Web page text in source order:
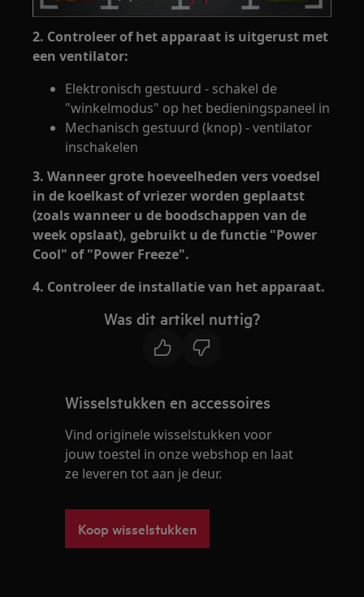
2. Controleer of het apparaat is uitgerust met
een ventilator:
Elektronisch gestuurd - schakel de
"winkelmodus" op het bedieningspaneel in
Mechanisch gestuurd (knop) - ventilator
inschakelen
3. Wanneer grote hoeveelheden vers voedsel
in de koelkast of vriezer worden geplaatst
(zoals wanneer u de boodschappen van de
week opslaat), gebruikt u de functie "Power
Cool" of "Power Freeze".
4. Controleer de installatie van het apparaat.
Was dit artikel nuttig?
Wisselstukken en accessoires
Vind originele wisselstukken voor
jouw toestel in onze webshop en laat
ze leveren tot aan je deur.
Koop wisselstukken